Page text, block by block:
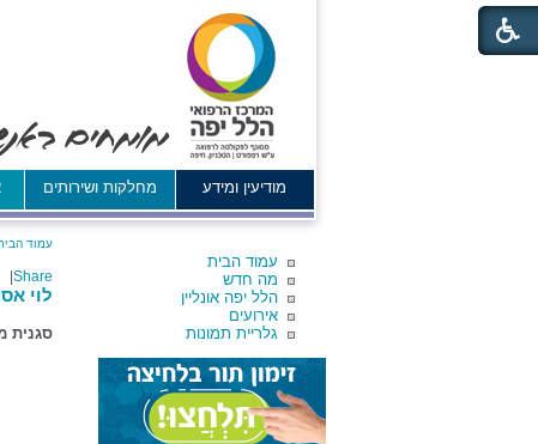
מודיעין ומידע מחלקות ושירותים
עמוד הבית
מה חדש
הלל יפה אונליין
אירועים
גלריית תמונות
עמוד
Share
לוי
סגנית